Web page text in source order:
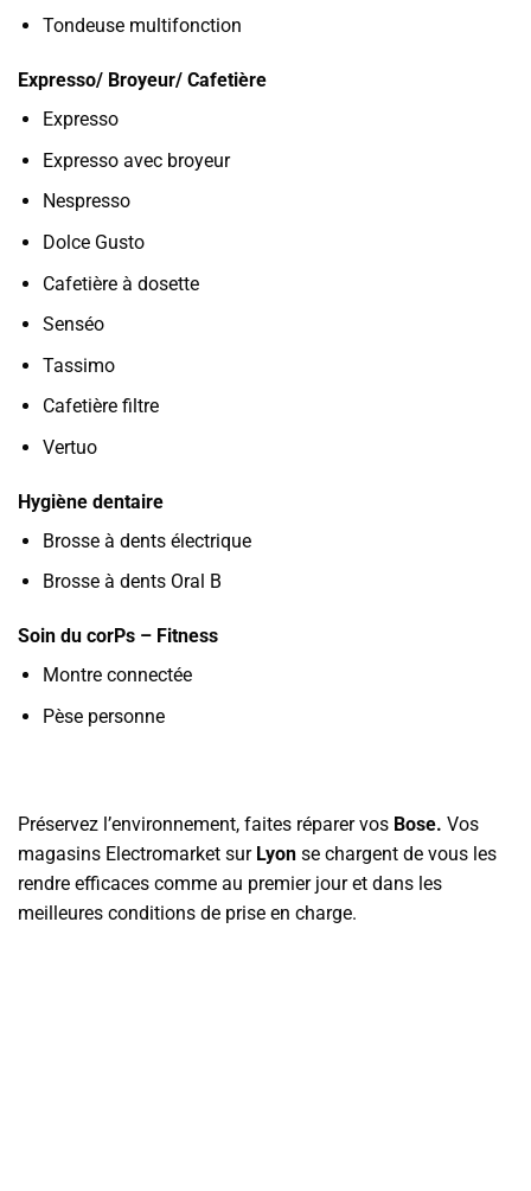
Tondeuse multifonction
Expresso/ Broyeur/ Cafetière
Expresso
Expresso avec broyeur
Nespresso
Dolce Gusto
Cafetière à dosette
Senséo
Tassimo
Cafetière filtre
Vertuo
Hygiène dentaire
Brosse à dents électrique
Brosse à dents Oral B
Soin du corPs – Fitness
Montre connectée
Pèse personne
Préservez l’environnement, faites réparer vos Bose. Vos
magasins Electromarket sur Lyon se chargent de vous les
rendre efficaces comme au premier jour et dans les
meilleures conditions de prise en charge.